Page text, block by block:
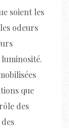
soient les
odeurs
luminosité.
que
des